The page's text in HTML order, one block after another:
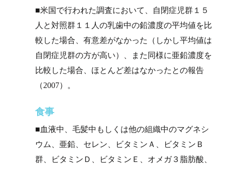
■米国で行われた調査において、自閉症児群１５
人と対照群１１人の乳歯中の鉛濃度の平均値を比
較した場合、有意差がなかった（しかし平均値は
自閉症児群の方が高い）、また同様に亜鉛濃度を
比較した場合、ほとんど差はなかったとの報告
（2007）。
食事
■血液中、毛髪中もしくは他の組織中のマグネシ
ウム、亜鉛、セレン、ビタミンＡ、ビタミンＢ
群、ビタミンＤ、ビタミンＥ、オメガ３脂肪酸、